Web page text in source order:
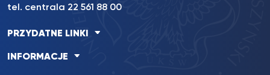
tel. centrala 22 561 88 00
PRZYDATNE LINKI
INFORMACJE